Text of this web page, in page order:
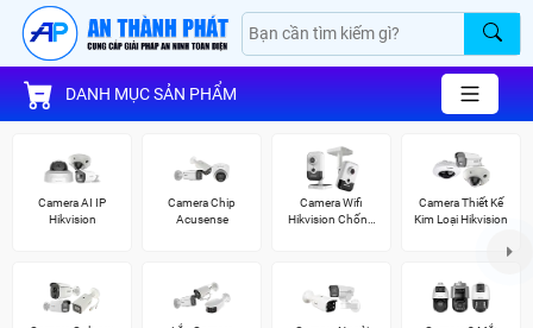
DANH MỤC SẢN PHẨM
Camera AI IP
Hikvision
Camera Chip
Acusense
Camera Wifi
Hikvision Chống
Camera Thiết Kế
Kim Loại Hikvision